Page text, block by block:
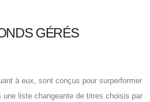
GÉRÉS
à eux, sont conçus pour surperformer
une liste changeante de titres choisis par